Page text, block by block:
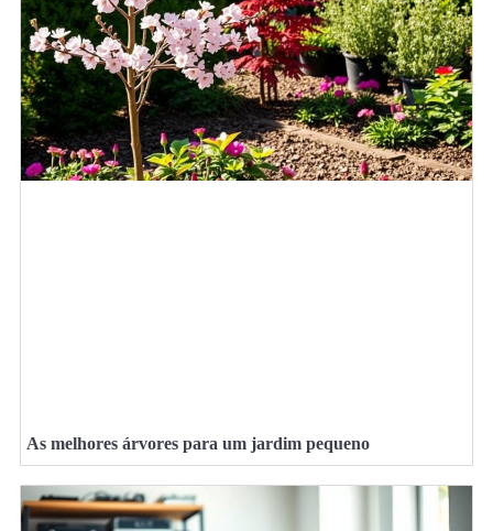
As melhores árvores para um jardim pequeno